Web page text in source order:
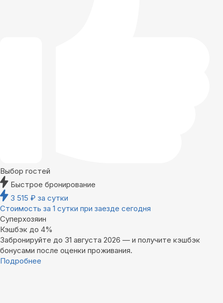
Выбор гостей
Быстрое бронирование
3 515 ₽ за сутки
Стоимость за 1 сутки при заезде сегодня
Суперхозяин
Кэшбэк до 4%
Забронируйте до 31 августа 2026 — и получите кэшбэк
бонусами после оценки проживания.
Подробнее